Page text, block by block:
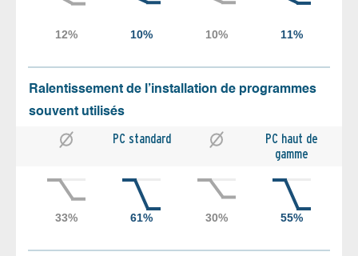
Ralentissement de l’installation de programmes
souvent utilisés
PC standard
PC haut de
gamme